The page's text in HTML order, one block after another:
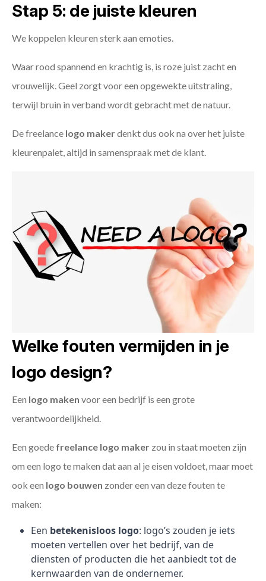
Stap 5: de juiste kleuren
We koppelen kleuren sterk aan emoties.
Waar rood spannend en krachtig is, is roze juist zacht en
vrouwelijk. Geel zorgt voor een opgewekte uitstraling,
terwijl bruin in verband wordt gebracht met de natuur.
De freelance logo makerdenkt dus ook na over het juiste
kleurenpalet, altijd in samenspraak met de klant.
Welke fouten vermijden in je
logo design?
Een logo maken voor een bedrijf is een grote
verantwoordelijkheid.
Een goede freelance logo maker zou in staat moeten zijn
om een logo te maken dat aan al je eisen voldoet, maar moet
ook een logo bouwen zonder een van deze fouten te
maken:
Een betekenisloos logo: logo’s zouden je iets
moeten vertellen over het bedrijf, van de
diensten of producten die het aanbiedt tot de
kernwaarden van de ondernemer.